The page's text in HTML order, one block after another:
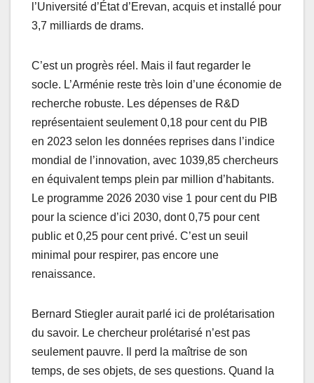
l’Université d’État d’Erevan, acquis et installé pour
3,7 milliards de drams.
C’est un progrès réel. Mais il faut regarder le
socle. L’Arménie reste très loin d’une économie de
recherche robuste. Les dépenses de R&D
représentaient seulement 0,18 pour cent du PIB
en 2023 selon les données reprises dans l’indice
mondial de l’innovation, avec 1039,85 chercheurs
en équivalent temps plein par million d’habitants.
Le programme 2026 2030 vise 1 pour cent du PIB
pour la science d’ici 2030, dont 0,75 pour cent
public et 0,25 pour cent privé. C’est un seuil
minimal pour respirer, pas encore une
renaissance.
Bernard Stiegler aurait parlé ici de prolétarisation
du savoir. Le chercheur prolétarisé n’est pas
seulement pauvre. Il perd la maîtrise de son
temps, de ses objets, de ses questions. Quand la